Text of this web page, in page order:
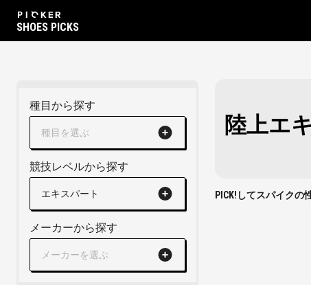
SHOES PICKS
種目から探す
種目を選ぶ
競技レベルから探す
エキスパート
メーカーから探す
メーカーを選ぶ
陸上エ
PICK!してスパイクの